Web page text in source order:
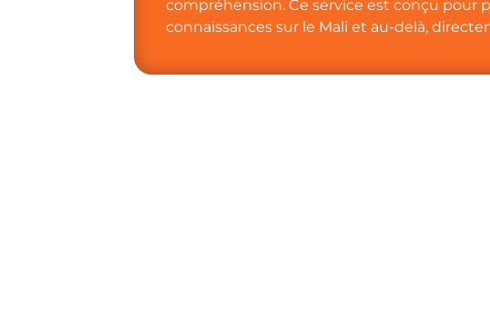
compréhension. Ce service est conçu pour
connaissances sur le Mali et au-delà,